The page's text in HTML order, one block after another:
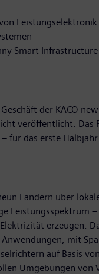
Smart
der KACO
veröffentlicht.
für das erste
Ländern über
erzeugen.
mit
auf Basis
Umgebungen von